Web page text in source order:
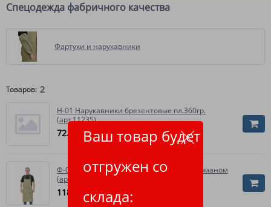
Ваш товар будет
отгружен со
склада:
Спецодежда фабричного качества
Фартуки и нарукавники
Товаров: 2
Н-01 Нарукавники брезентовые пл.360гр.
(арт.11235)
72.90 руб.
Ф-01 Фартук брезентовый пл.400гр. с карманом
(арт.11235)
118 руб.